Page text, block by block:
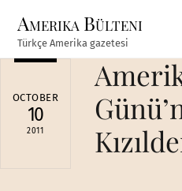
content
Amerika Bülteni
Türkçe Amerika gazetesi
OCTOBER
10
2011